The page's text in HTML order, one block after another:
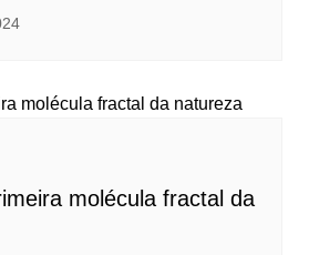
molécula fractal da